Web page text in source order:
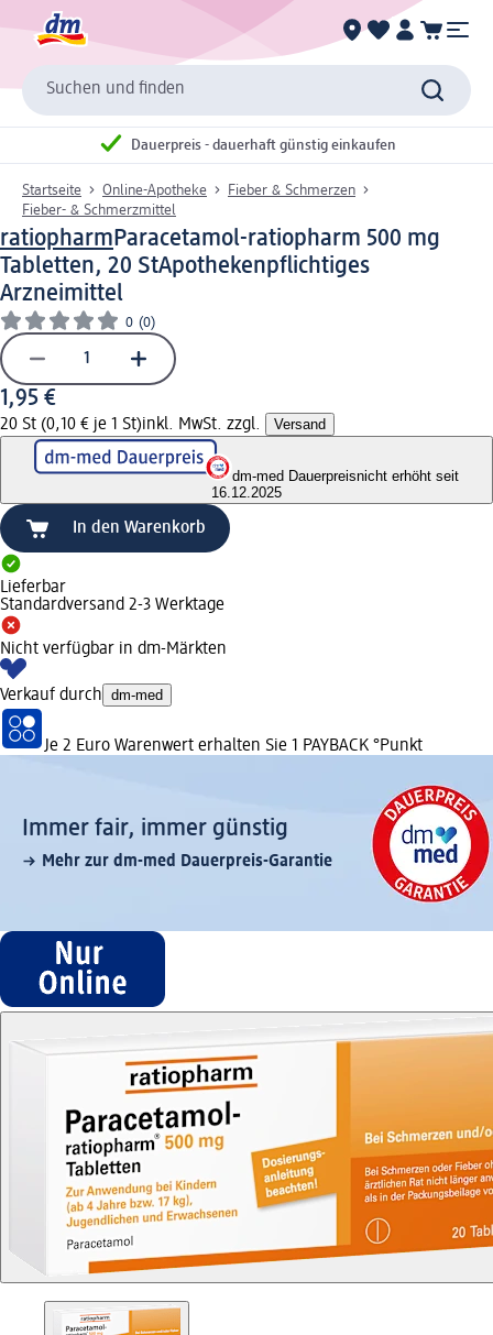
Suchen und finden
Dauerpreis - dauerhaft günstig einkaufen
Startseite Online-Apotheke
Fieber & Schmerzen
Fieber- & Schmerzmittel
ratiopharmParacetamol-ratiopharm 500 mg
Tabletten, 20 StApothekenpflichtiges
Arzneimittel
0 (0)
1,95 €
20 St (0,10 € je 1 St)inkl. MwSt. zzgl. Versand
dm-med Dauerpreisnicht erhöht seit
16.12.2025
In den Warenkorb
Lieferbar
Standardversand 2-3 Werktage
Nicht verfügbar in dm-Märkten
Verkauf durch dm-med
Je 2 Euro Warenwert erhalten Sie 1 PAYBACK °Punkt
Immer fair,­ immer günstig
Mehr zur dm-med Dauerpreis-Garantie